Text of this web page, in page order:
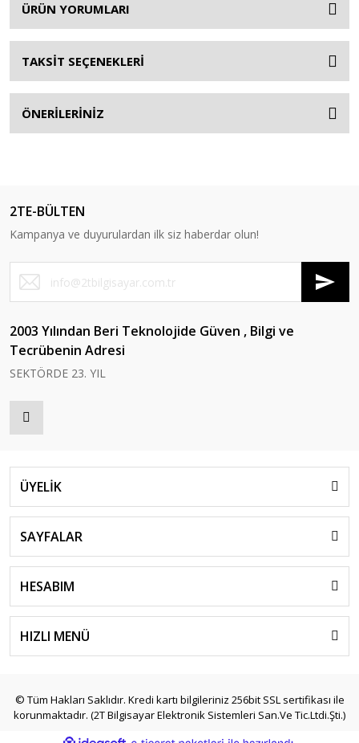
ÜRÜN YORUMLARI
TAKSİT SEÇENEKLERİ
ÖNERİLERİNİZ
2TE-BÜLTEN
Kampanya ve duyurulardan ilk siz haberdar olun!
2003 Yılından Beri Teknolojide Güven , Bilgi ve
Tecrübenin Adresi
SEKTÖRDE 23. YIL
ÜYELİK
SAYFALAR
HESABIM
HIZLI MENÜ
© Tüm Hakları Saklıdır. Kredi kartı bilgileriniz 256bit SSL sertifikası ile
korunmaktadır. (2T Bilgisayar Elektronik Sistemleri San.Ve Tic.Ltdi.Şti.)